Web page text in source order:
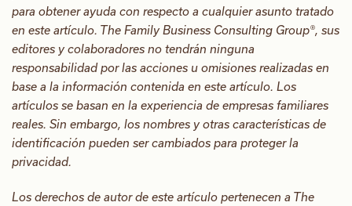
para obtener ayuda con respecto a cualquier asunto tratado
en este artículo. The Family Business Consulting Group®, sus
editores y colaboradores no tendrán ninguna
responsabilidad por las acciones u omisiones realizadas en
base a la información contenida en este artículo. Los
artículos se basan en la experiencia de empresas familiares
reales. Sin embargo, los nombres y otras características de
identificación pueden ser cambiados para proteger la
privacidad.
Los derechos de autor de este artículo pertenecen a The